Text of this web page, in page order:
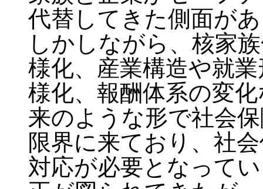
代替してきた側面が
しかしながら、核家
様化、産業構造や就
様化、報酬体系の変
来のような形で社会
限界に来ており、社
対応が必要となって